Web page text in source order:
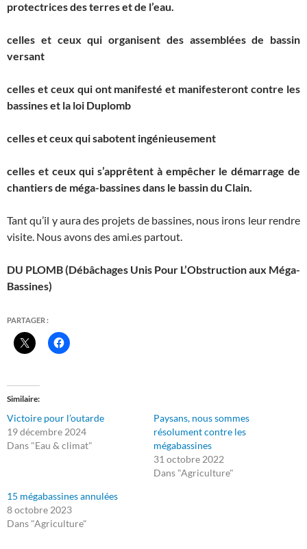
protectrices des terres et de l’eau.
celles et ceux qui organisent des assemblées de bassin
versant
celles et ceux qui ont manifesté et manifesteront contre les
bassines et la loi Duplomb
celles et ceux qui sabotent ingénieusement
celles et ceux qui s’apprêtent à empêcher le démarrage de
chantiers de méga-bassines dans le bassin du Clain.
Tant qu’il y aura des projets de bassines, nous irons leur rendre
visite. Nous avons des ami.es partout.
DU PLOMB (Débâchages Unis Pour L’Obstruction aux Méga-
Bassines)
PARTAGER :
Similaire
Victoire pour l’outarde
19 décembre 2024
Dans "Eau & climat"
Paysans, nous sommes
résolument contre les
mégabassines
31 octobre 2022
Dans "Agriculture"
15 mégabassines annulées
8 octobre 2023
Dans "Agriculture"